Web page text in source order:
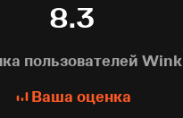
8.3
пользователей Wink
Ваша оценка